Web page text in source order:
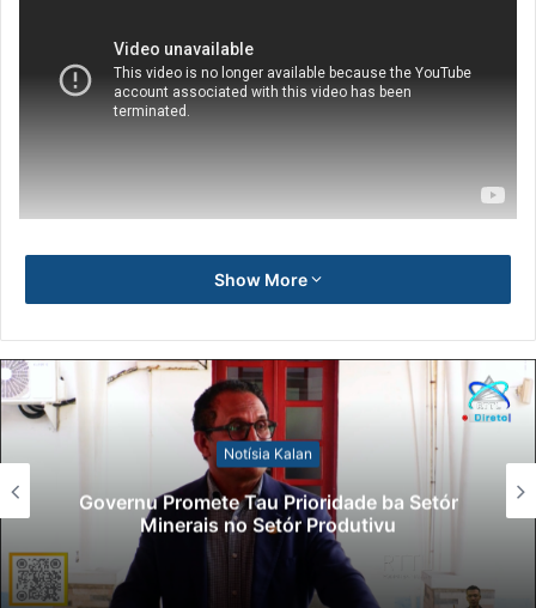
Show More
Notísia Kalan
Governu Promete Tau Prioridade ba Setór
Minerais no Setór Produtivu